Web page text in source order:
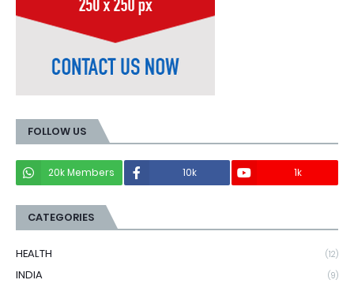
FOLLOW US
20k Members 10k 1k
CATEGORIES
HEALTH (12)
INDIA (9)